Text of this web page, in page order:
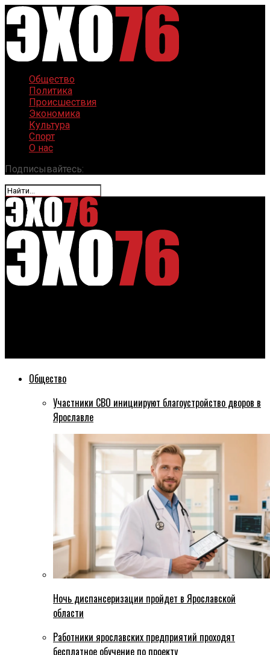
Общество
Политика
Происшествия
Экономика
Культура
Спорт
О нас
Подписывайтесь:
Общество
Участники СВО инициируют благоустройство дворов в
Ярославле
Ночь диспансеризации пройдет в Ярославской
области
Работники ярославских предприятий проходят
бесплатное обучение по проекту